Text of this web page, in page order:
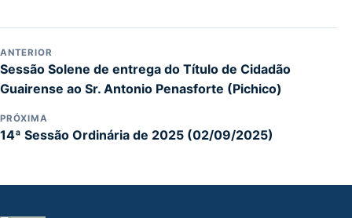
ANTERIOR
Sessão Solene de entrega do Título de Cidadão
Guairense ao Sr. Antonio Penasforte (Pichico)
PRÓXIMA
14ª Sessão Ordinária de 2025 (02/09/2025)